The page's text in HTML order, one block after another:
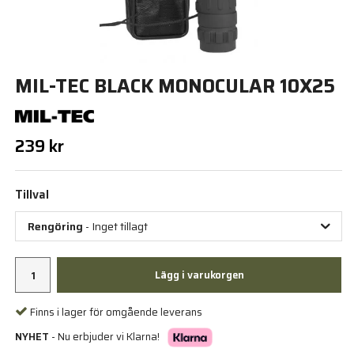
MIL-TEC BLACK MONOCULAR 10X25
239 kr
Tillval
Rengöring - Inget tillagt
Lägg i varukorgen
Finns i lager för omgående leverans
NYHET - Nu erbjuder vi Klarna!